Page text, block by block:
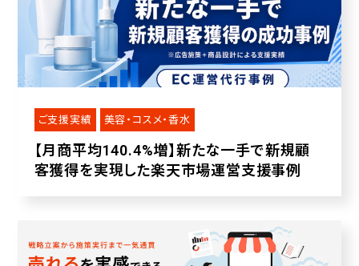
ご支援実績 美容・コスメ・香水
【月商平均140.4%増】新たな一手で新規顧
客獲得を実現した楽天市場運営支援事例